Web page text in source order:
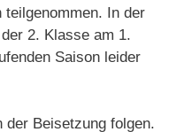
teilgenommen. In der
2. Klasse am 1.
Saison leider
der Beisetzung folgen.